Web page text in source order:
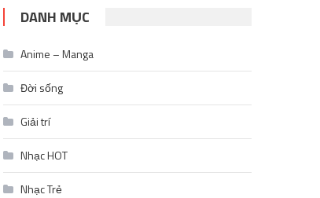
DANH MỤC
Anime – Manga
Đời sống
Giải trí
Nhạc HOT
Nhạc Trẻ